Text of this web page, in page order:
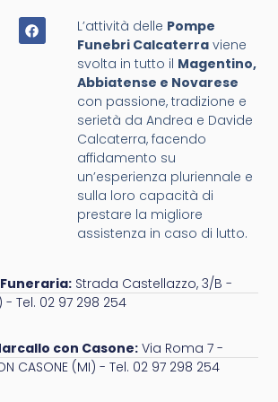
L’attività delle Pompe
Funebri Calcaterra viene
svolta in tutto il Magentino,
Abbiatense e Novarese
con passione, tradizione e
serietà da Andrea e Davide
Calcaterra, facendo
affidamento su
un’esperienza pluriennale e
sulla loro capacità di
prestare la migliore
assistenza in caso di lutto.
Strada Castellazzo, 3/B -
- Tel. 02 97 298 254
con Casone:Via Roma 7 -
CASONE (MI) - Tel. 02 97 298 254